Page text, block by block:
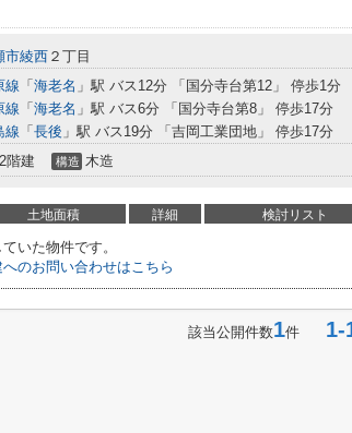
市綾西 ２丁目
線 「 海老名 」駅 バス12分 「国分寺台第12」 停歩1分
線 「 海老名 」駅 バス6分 「国分寺台第8」 停歩17分
線 「 長後 」駅 バス19分 「吉岡工業団地」 停歩17分
2階建 構造 木造
土地面積 詳細 検討リスト
いた物件です。
のお問い合わせはこちら
該当公開件数1件 1-